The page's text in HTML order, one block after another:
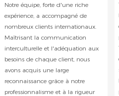
Notre équipe, forte d'une riche
expérience, a accompagné de
nombreux clients internationaux.
Maîtrisant la communication
interculturelle et l'adéquation aux
besoins de chaque client, nous
avons acquis une large
reconnaissance grâce à notre
professionnalisme et à la rigueur